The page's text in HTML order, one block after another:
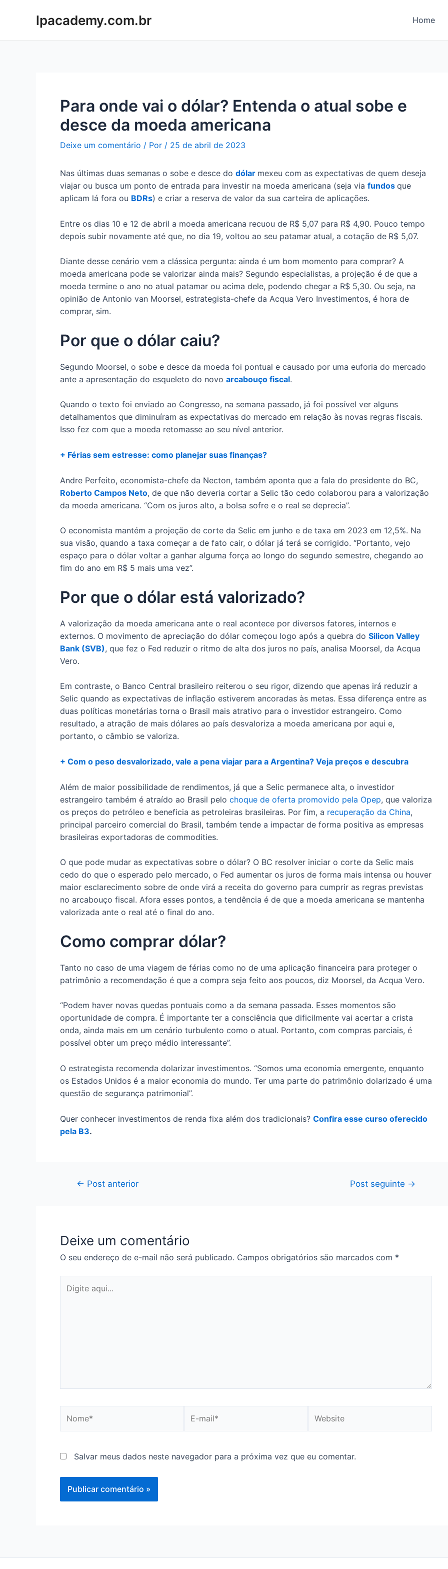
lpacademy.com.br Home
Para onde vai o dólar? Entenda o atual sobe e
desce da moeda americana
Deixe um comentário / Por / 25 de abril de 2023
Nas últimas duas semanas o sobe e desce do dólar mexeu com as expectativas de quem deseja
viajar ou busca um ponto de entrada para investir na moeda americana (seja via fundos que
aplicam lá fora ou BDRs) e criar a reserva de valor da sua carteira de aplicações.
Entre os dias 10 e 12 de abril a moeda americana recuou de R$ 5,07 para R$ 4,90. Pouco tempo
depois subir novamente até que, no dia 19, voltou ao seu patamar atual, a cotação de R$ 5,07.
Diante desse cenário vem a clássica pergunta: ainda é um bom momento para comprar? A
moeda americana pode se valorizar ainda mais? Segundo especialistas, a projeção é de que a
moeda termine o ano no atual patamar ou acima dele, podendo chegar a R$ 5,30. Ou seja, na
opinião de Antonio van Moorsel, estrategista-chefe da Acqua Vero Investimentos, é hora de
comprar, sim.
Por que o dólar caiu?
Segundo Moorsel, o sobe e desce da moeda foi pontual e causado por uma euforia do mercado
ante a apresentação do esqueleto do novo arcabouço fiscal.
Quando o texto foi enviado ao Congresso, na semana passado, já foi possível ver alguns
detalhamentos que diminuíram as expectativas do mercado em relação às novas regras fiscais.
Isso fez com que a moeda retomasse ao seu nível anterior.
+ Férias sem estresse: como planejar suas finanças?
Andre Perfeito, economista-chefe da Necton, também aponta que a fala do presidente do BC,
Roberto Campos Neto, de que não deveria cortar a Selic tão cedo colaborou para a valorização
da moeda americana. “Com os juros alto, a bolsa sofre e o real se deprecia”.
O economista mantém a projeção de corte da Selic em junho e de taxa em 2023 em 12,5%. Na
sua visão, quando a taxa começar a de fato cair, o dólar já terá se corrigido. “Portanto, vejo
espaço para o dólar voltar a ganhar alguma força ao longo do segundo semestre, chegando ao
fim do ano em R$ 5 mais uma vez”.
Por que o dólar está valorizado?
A valorização da moeda americana ante o real acontece por diversos fatores, internos e
externos. O movimento de apreciação do dólar começou logo após a quebra do Silicon Valley
Bank (SVB), que fez o Fed reduzir o ritmo de alta dos juros no país, analisa Moorsel, da Acqua
Vero.
Em contraste, o Banco Central brasileiro reiterou o seu rigor, dizendo que apenas irá reduzir a
Selic quando as expectativas de inflação estiverem ancoradas às metas. Essa diferença entre as
duas políticas monetárias torna o Brasil mais atrativo para o investidor estrangeiro. Como
resultado, a atração de mais dólares ao país desvaloriza a moeda americana por aqui e,
portanto, o câmbio se valoriza.
+ Com o peso desvalorizado, vale a pena viajar para a Argentina? Veja preços e descubra
Além de maior possibilidade de rendimentos, já que a Selic permanece alta, o investidor
estrangeiro também é atraído ao Brasil pelo choque de oferta promovido pela Opep, que valoriza
os preços do petróleo e beneficia as petroleiras brasileiras. Por fim, a recuperação da China,
principal parceiro comercial do Brasil, também tende a impactar de forma positiva as empresas
brasileiras exportadoras de commodities.
O que pode mudar as expectativas sobre o dólar? O BC resolver iniciar o corte da Selic mais
cedo do que o esperado pelo mercado, o Fed aumentar os juros de forma mais intensa ou houver
maior esclarecimento sobre de onde virá a receita do governo para cumprir as regras previstas
no arcabouço fiscal. Afora esses pontos, a tendência é de que a moeda americana se mantenha
valorizada ante o real até o final do ano.
Como comprar dólar?
Tanto no caso de uma viagem de férias como no de uma aplicação financeira para proteger o
patrimônio a recomendação é que a compra seja feito aos poucos, diz Moorsel, da Acqua Vero.
“Podem haver novas quedas pontuais como a da semana passada. Esses momentos são
oportunidade de compra. É importante ter a consciência que dificilmente vai acertar a crista
onda, ainda mais em um cenário turbulento como o atual. Portanto, com compras parciais, é
possível obter um preço médio interessante”.
O estrategista recomenda dolarizar investimentos. “Somos uma economia emergente, enquanto
os Estados Unidos é a maior economia do mundo. Ter uma parte do patrimônio dolarizado é uma
questão de segurança patrimonial”.
Quer conhecer investimentos de renda fixa além dos tradicionais? Confira esse curso oferecido
pela B3.
Navegação
← Post anterior Post seguinte →
Deixe um comentário
O seu endereço de e-mail não será publicado. Campos obrigatórios são marcados com *
aqui...
mail*
Salvar meus dados neste navegador para a próxima vez que eu comentar.